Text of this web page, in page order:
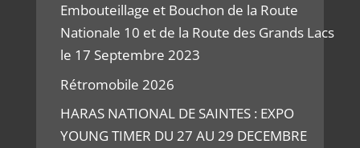
Embouteillage et Bouchon de la Route
Nationale 10 et de la Route des Grands Lacs
le 17 Septembre 2023
Rétromobile 2026
HARAS NATIONAL DE SAINTES : EXPO
YOUNG TIMER DU 27 AU 29 DECEMBRE